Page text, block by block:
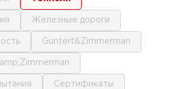
железные дороги
Guntert&Zimmerman
сертификаты